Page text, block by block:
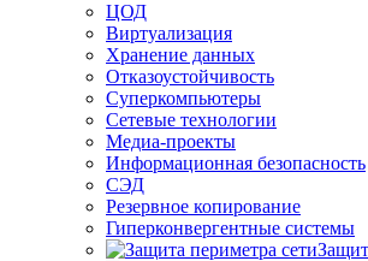
ЦОД
Виртуализация
Хранение данных
Отказоустойчивость
Суперкомпьютеры
Сетевые технологии
Медиа-проекты
Информационная безопасность
СЭД
Резервное копирование
Гиперконвергентные системы